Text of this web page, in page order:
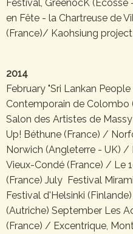
Festival, GreenocK
en Fête - la Chartreuse de
(France)/ Kaohsiung project
2014
February "Sri Lankan
Contemporain de Colombo
Salon des Artistes de
Up! Béthune (France) /
Norwich (Angleterre - UK) /
Vieux-Condé (France) / Le
(France) July Festival
Festival d'Helsinki
(Autriche) September Les
(France) / Excentrique,